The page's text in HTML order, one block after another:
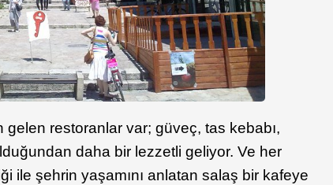
restoranlar var; güveç, tas kebabı,
daha bir lezzetli geliyor. Ve her
ile şehrin yaşamını anlatan salaş bir kafeye